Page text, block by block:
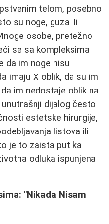
telom, posebno
su noge, guza ili
osobe, pretežno
se sa kompleksima
da im noge nisu
imaju X oblik, da su im
im nedostaje oblik na
dijalog često
estetske hirurgije,
listova ili
je to zaista put ka
odluka ispunjena
"Nikada Nisam